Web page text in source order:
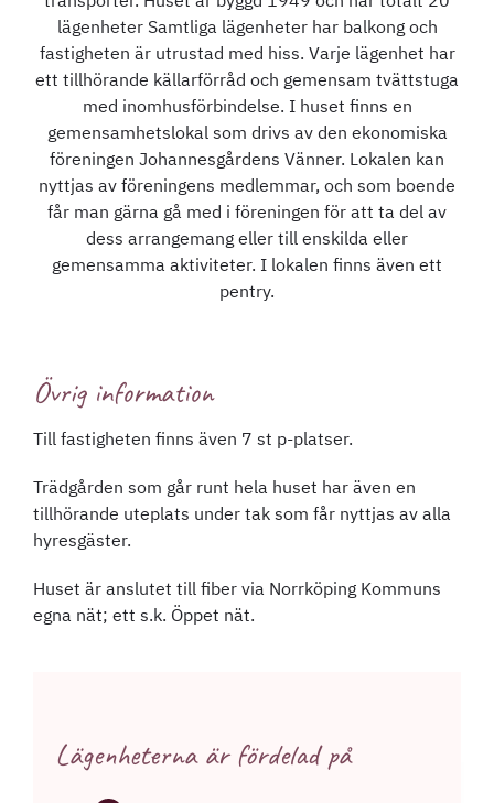
lägenheter Samtliga lägenheter har balkong och
fastigheten är utrustad med hiss. Varje lägenhet har
ett tillhörande källarförråd och gemensam tvättstuga
med inomhusförbindelse. I huset finns en
gemensamhetslokal som drivs av den ekonomiska
föreningen Johannesgårdens Vänner. Lokalen kan
nyttjas av föreningens medlemmar, och som boende
får man gärna gå med i föreningen för att ta del av
dess arrangemang eller till enskilda eller
gemensamma aktiviteter. I lokalen finns även ett
pentry.
Övrig information
Till fastigheten finns även 7 st p-platser.
Trädgården som går runt hela huset har även en
tillhörande uteplats under tak som får nyttjas av alla
hyresgäster.
Huset är anslutet till fiber via Norrköping Kommuns
egna nät; ett s.k. Öppet nät.
Lägenheterna är fördelad på